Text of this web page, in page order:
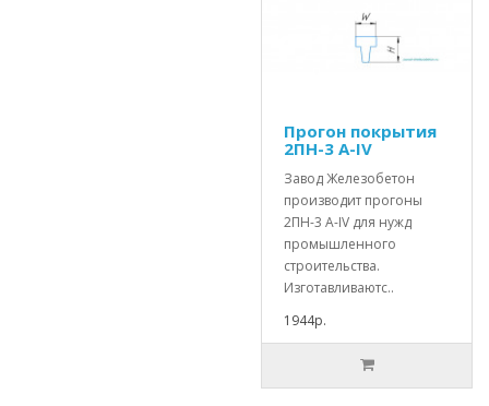
Прогон покрытия
2ПН-3 А-IV
Завод Железобетон
производит прогоны
2ПН-3 А-IV для нужд
промышленного
строительства.
Изготавливаютс..
1944р.